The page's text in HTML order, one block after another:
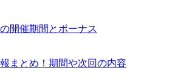
開催期間とボーナス
まとめ！期間や次回の内容